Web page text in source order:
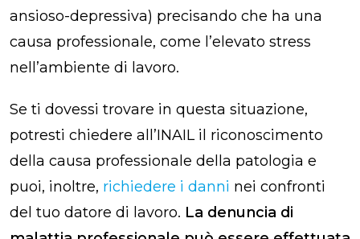
ansioso-depressiva) precisando che ha una
causa professionale, come l’elevato stress
nell’ambiente di lavoro.
Se ti dovessi trovare in questa situazione,
potresti chiedere all’INAIL il riconoscimento
della causa professionale della patologia e
puoi, inoltre, richiedere i danni nei confronti
del tuo datore di lavoro. La denuncia di